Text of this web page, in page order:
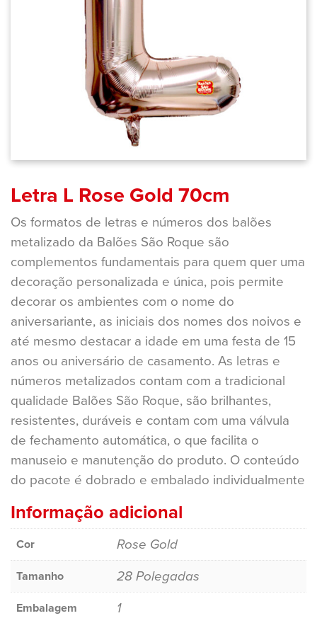
Letra L Rose Gold 70cm
Os formatos de letras e números dos balões
metalizado da Balões São Roque são
complementos fundamentais para quem quer uma
decoração personalizada e única, pois permite
decorar os ambientes com o nome do
aniversariante, as iniciais dos nomes dos noivos e
até mesmo destacar a idade em uma festa de 15
anos ou aniversário de casamento. As letras e
números metalizados contam com a tradicional
qualidade Balões São Roque, são brilhantes,
resistentes, duráveis e contam com uma válvula
de fechamento automática, o que facilita o
manuseio e manutenção do produto. O conteúdo
do pacote é dobrado e embalado individualmente
Informação adicional
Cor Rose Gold
Tamanho 28 Polegadas
Embalagem 1